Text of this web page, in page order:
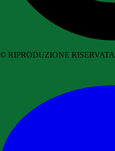
© RIPRODUZIONE RISERVATA